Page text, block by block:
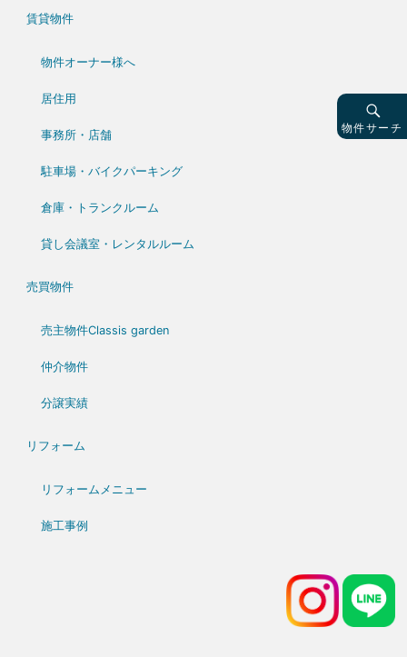
物件サーチ
賃貸物件
物件オーナー様へ
居住用
事務所・店舗
駐車場・バイクパーキング
倉庫・トランクルーム
貸し会議室・レンタルルーム
売買物件
売主物件Classis garden
仲介物件
分譲実績
リフォーム
リフォームメニュー
施工事例